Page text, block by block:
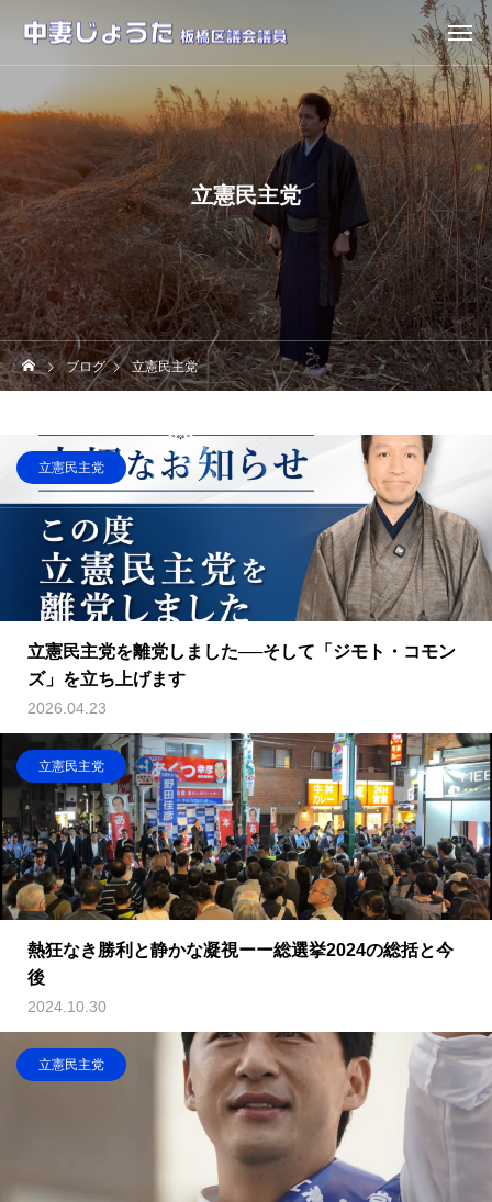
立憲民主党
ブログ 立憲民主党
立憲民主党
立憲民主党を離党しました──そして「ジモト・コモン
ズ」を立ち上げます
2026.04.23
立憲民主党
熱狂なき勝利と静かな凝視ーー総選挙2024の総括と今
後
2024.10.30
立憲民主党